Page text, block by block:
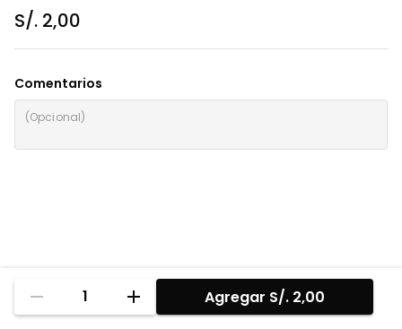
S/. 2,00
Comentarios
1 Agregar S/. 2,00